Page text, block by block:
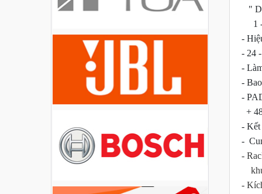
Liên hệ
Loa Party House PH12
Liên hệ
Loa Party House PH10
Loa Party House AP12
" D
1 -
-
- 24
-
-
-
+
- Kết
-
-
-